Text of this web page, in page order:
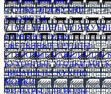
СТУЛЬЯ ДЛЯ КУХНИ
ТАБУРЕТЫ
СТОЛЕШНИЦЫ ДЛЯ
БАРНЫЕ СТУЛЬЯ
ОБЕДЕННЫЕ ГРУППЫ
СТЕНОВЫЕ ПАНЕЛИ ДЛЯ
КУХОННЫЕ УГОЛКИ
ДИВАНЫ НА КУХНЮ
МОЙКИ
ФИЛЬТРЫ ДЛЯ ВОДЫ